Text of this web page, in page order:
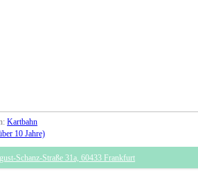
Kartbahn
10 Jahre)
Schanz-Straße 31a, 60433 Frankfurt